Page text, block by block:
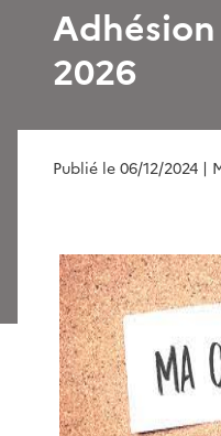
2026
Publié le 06/12/2024 |